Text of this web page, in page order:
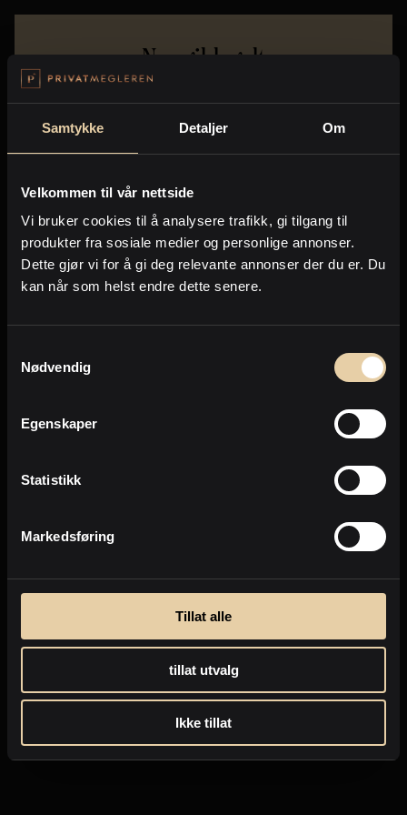
Samtykke Detaljer Om
Velkommen til vår nettside
Vi bruker cookies til å analysere trafikk, gi tilgang til
produkter fra sosiale medier og personlige annonser.
Dette gjør vi for å gi deg relevante annonser der du er. Du
kan når som helst endre dette senere.
Nødvendig
Egenskaper
Statistikk
Markedsføring
Tillat alle
tillat utvalg
Ikke tillat
Noe gikk galt
For spørsmål - Send en henvendelse til support@broker.no